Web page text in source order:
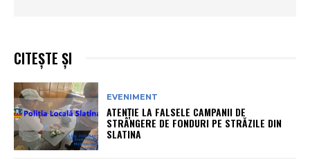
CITEȘTE ȘI
EVENIMENT
ATENȚIE LA FALSELE CAMPANII DE
STRÂNGERE DE FONDURI PE STRĂZILE DIN
SLATINA